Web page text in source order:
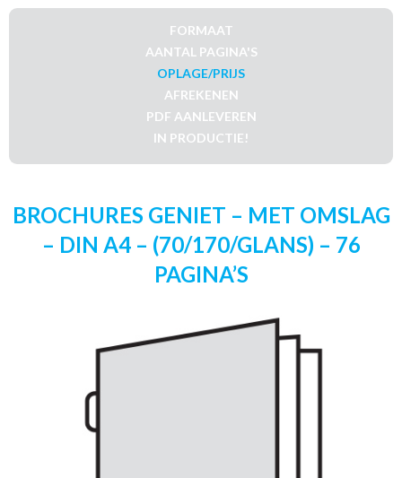
FORMAAT
AANTAL PAGINA'S
OPLAGE/PRIJS
AFREKENEN
PDF AANLEVEREN
IN PRODUCTIE!
BROCHURES GENIET – MET OMSLAG
– DIN A4 – (70/170/GLANS) – 76
PAGINA’S